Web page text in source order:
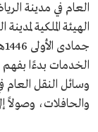
العام في مدينة
الخدمات بدءًا
وسائل النقل العام
والحافلات، وصولاً